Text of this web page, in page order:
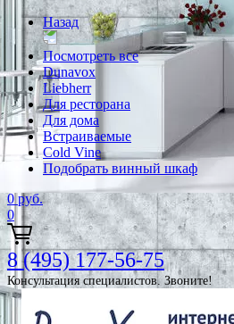
Назад
Посмотреть все
Dunavox
Liebherr
Для ресторана
Для дома
Встраиваемые
Cold Vine
Подобрать винный шкаф
0 руб.
0
8 (495) 177-56-75
Консультация специалистов. Звоните!